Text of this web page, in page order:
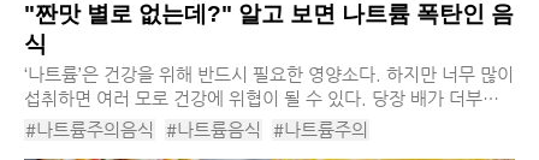
"짠맛 별로 없는데?" 알고 보면 나트륨 폭탄인 음
식
‘나트륨’은 건강을 위해 반드시 필요한 영양소다. 하지만 너무 많이
섭취하면 여러 모로 건강에 위협이 될 수 있다. 당장 배가 더부룩
해지거나 심한 갈증을 부를 수 있으며, 장기적으로는 고혈압 등의
#나트륨주의음식 #나트륨음식
#나트륨주의